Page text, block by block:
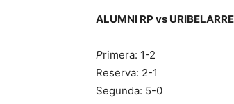
ALUMNI RP vs
Primera: 1-2
Reserva: 2-1
Segunda: 5-0